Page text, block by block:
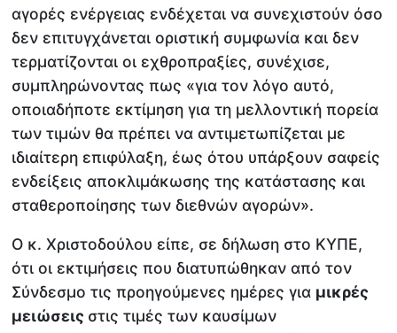
αγορές ενέργειας ενδέχεται να συνεχιστούν όσο
δεν επιτυγχάνεται οριστική συμφωνία και δεν
τερματίζονται οι εχθροπραξίες, συνέχισε,
συμπληρώνοντας πως «για τον λόγο αυτό,
οποιαδήποτε εκτίμηση για τη μελλοντική πορεία
των τιμών θα πρέπει να αντιμετωπίζεται με
ιδιαίτερη επιφύλαξη, έως ότου υπάρξουν σαφείς
ενδείξεις αποκλιμάκωσης της κατάστασης και
σταθεροποίησης των διεθνών αγορών».
Ο κ. Χριστοδούλου είπε, σε δήλωση στο ΚΥΠΕ,
ότι οι εκτιμήσεις που διατυπώθηκαν από τον
Σύνδεσμο τις προηγούμενες ημέρες για μικρές
μειώσεις στις τιμές των καυσίμων